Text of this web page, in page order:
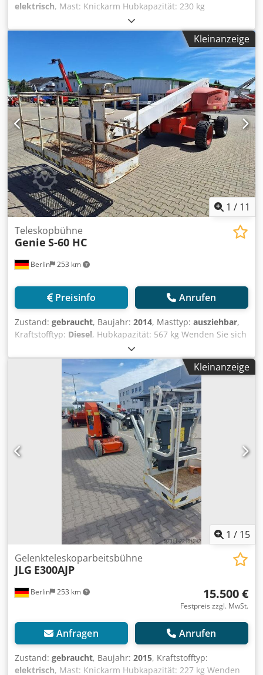
elektrisch, Mast: Knickarm Hubkapazität: 230 kg
Chjdezfnyyepfx Aa Eja Wenden Sie sich an
Gebrauchtgeräte Center, um weitere Informationen zu
Kleinanzeige
1 / 11
Berlin 253 km
Teleskopbühne
Genie S-60 HC
Preisinfo Anrufen
Zustand: gebraucht, Baujahr: 2014, Masttyp: ausziehbar,
Kraftstofftyp: Diesel, Hubkapazität: 567 kg Wenden Sie sich
an Gebrauchtgeräte Center, um weitere Informationen zu
erhalten. Chedpjzfmy Ssfx Aa Eea DE01
Kleinanzeige
1 / 15
Berlin 253 km
Gelenkteleskoparbeitsbühne
JLG E300AJP
15.500 €
Festpreis zzgl. MwSt.
Anfragen Anrufen
Zustand: gebraucht, Baujahr: 2015, Kraftstofftyp:
elektrisch, Mast: Knickarm Hubkapazität: 227 kg Wenden